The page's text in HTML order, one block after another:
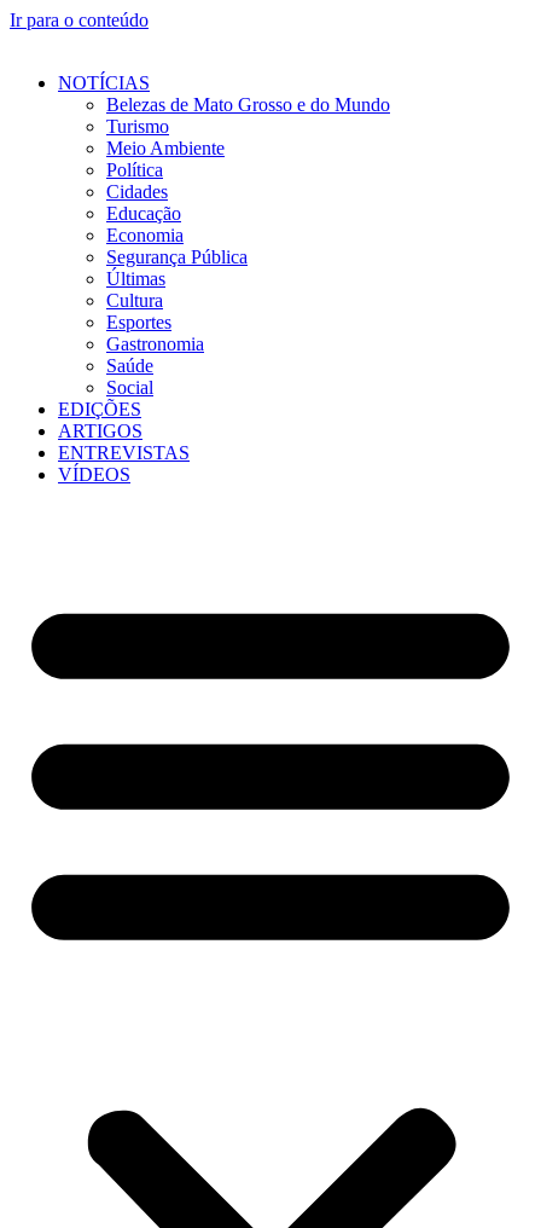
Ir para o conteúdo
NOTÍCIAS
Belezas de Mato Grosso e do Mundo
Turismo
Meio Ambiente
Política
Cidades
Educação
Economia
Segurança Pública
Últimas
Cultura
Esportes
Gastronomia
Saúde
Social
EDIÇÕES
ARTIGOS
ENTREVISTAS
VÍDEOS